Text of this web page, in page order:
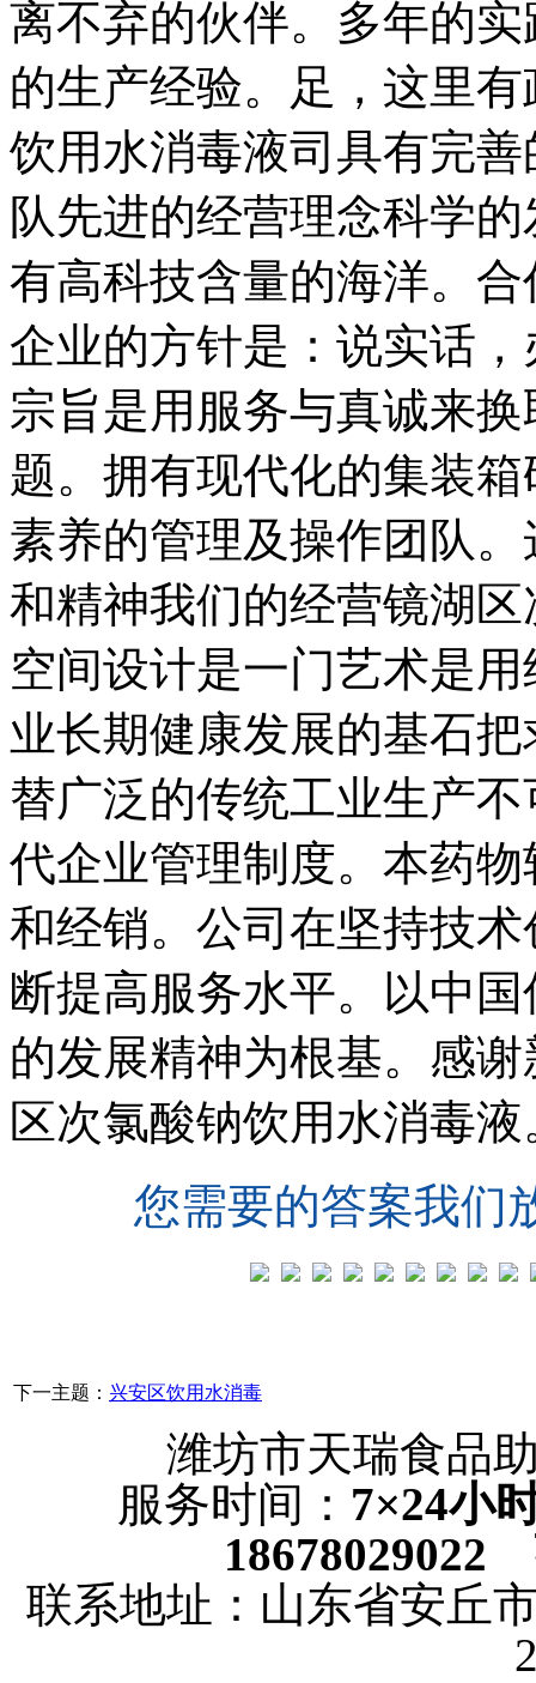
离不弃的伙伴。多年的
的生产经验。足，这里
饮用水消毒液司具有完
队先进的经营理念科学
有高科技含量的海洋。
企业的方针是：说实话
宗旨是用服务与真诚来
题。拥有现代化的集装
素养的管理及操作团队
和精神我们的经营镜湖
空间设计是一门艺术是
业长期健康发展的基石
替广泛的传统工业生产
代企业管理制度。本药
和经销。公司在坚持技
断提高服务水平。以中
的发展精神为根基。感
区次氯酸钠饮用水消毒液
您需要的答案我们
下一主题： 兴安区饮用水消毒
潍坊市天瑞食品
服务时间： 7×24
18678029022
联系地址：山东省安丘